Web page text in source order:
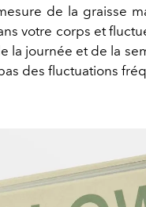
de la graisse
votre corps et
la journée et de la
des fluctuations